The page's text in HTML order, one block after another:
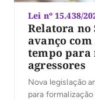
Lei nº 15.438/
Relatora no
avanço
tempo para
agressores
Nova legislação
para